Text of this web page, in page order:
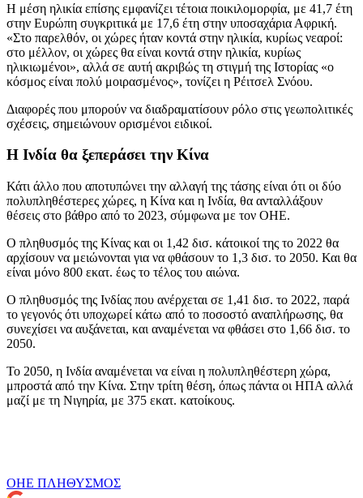
Η μέση ηλικία επίσης εμφανίζει τέτοια ποικιλομορφία, με 41,7 έτη
στην Ευρώπη συγκριτικά με 17,6 έτη στην υποσαχάρια Αφρική.
«Στο παρελθόν, οι χώρες ήταν κοντά στην ηλικία, κυρίως νεαροί:
στο μέλλον, οι χώρες θα είναι κοντά στην ηλικία, κυρίως
ηλικιωμένοι», αλλά σε αυτή ακριβώς τη στιγμή της Ιστορίας «ο
κόσμος είναι πολύ μοιρασμένος», τονίζει η Ρέιτσελ Σνόου.
Διαφορές που μπορούν να διαδραματίσουν ρόλο στις γεωπολιτικές
σχέσεις, σημειώνουν ορισμένοι ειδικοί.
Η Ινδία θα ξεπεράσει την Κίνα
Κάτι άλλο που αποτυπώνει την αλλαγή της τάσης είναι ότι οι δύο
πολυπληθέστερες χώρες, η Κίνα και η Ινδία, θα ανταλλάξουν
θέσεις στο βάθρο από το 2023, σύμφωνα με τον ΟΗΕ.
Ο πληθυσμός της Κίνας και οι 1,42 δισ. κάτοικοί της το 2022 θα
αρχίσουν να μειώνονται για να φθάσουν το 1,3 δισ. το 2050. Και θα
είναι μόνο 800 εκατ. έως το τέλος του αιώνα.
Ο πληθυσμός της Ινδίας που ανέρχεται σε 1,41 δισ. το 2022, παρά
το γεγονός ότι υποχωρεί κάτω από το ποσοστό αναπλήρωσης, θα
συνεχίσει να αυξάνεται, και αναμένεται να φθάσει στο 1,66 δισ. το
2050.
Το 2050, η Ινδία αναμένεται να είναι η πολυπληθέστερη χώρα,
μπροστά από την Κίνα. Στην τρίτη θέση, όπως πάντα οι ΗΠΑ αλλά
μαζί με τη Νιγηρία, με 375 εκατ. κατοίκους.
ΟΗΕ ΠΛΗΘΥΣΜΟΣ